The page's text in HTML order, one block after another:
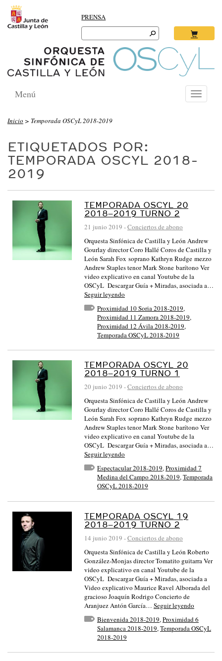
PRENSA
Search
for:
Toggle
Menú
Inicio > Temporada OSCyL 2018-2019
ETIQUETADOS POR:
TEMPORADA OSCYL 2018-
2019
TEMPORADA OSCYL 20
2018–2019 TURNO 2
21 junio 2019 -Conciertos de abono
Orquesta Sinfónica de Castilla y León Andrew
Gourlay director Coro Hallé Coros de Castilla y
León Sarah Fox soprano Kathryn Rudge mezzo
Andrew Staples tenor Mark Stone barítono Ver
video explicativo en canal Youtube de la
OSCyL Descargar Guía + Miradas, asociada a…
Seguir leyendo
Proximidad 10 Soria 2018-2019,
Proximidad 11 Zamora 2018-2019,
Proximidad 12 Ávila 2018-2019,
Temporada OSCyL 2018-2019
TEMPORADA OSCYL 20
2018–2019 TURNO 1
20 junio 2019 -Conciertos de abono
Orquesta Sinfónica de Castilla y León Andrew
Gourlay director Coro Hallé Coros de Castilla y
León Sarah Fox soprano Kathryn Rudge mezzo
Andrew Staples tenor Mark Stone barítono Ver
video explicativo en canal Youtube de la
OSCyL Descargar Guía + Miradas, asociada a…
Seguir leyendo
Espectacular 2018-2019,Proximidad 7
Medina del Campo 2018-2019,Temporada
OSCyL 2018-2019
TEMPORADA OSCYL 19
2018–2019 TURNO 2
14 junio 2019 -Conciertos de abono
Orquesta Sinfónica de Castilla y León Roberto
González-Monjas director Tomatito guitarra Ver
video explicativo en canal Youtube de la
OSCyL Descargar Guía + Miradas, asociada a
Video explicativo Maurice Ravel Alborada del
gracioso Joaquín Rodrigo Concierto de
Aranjuez Antón García… Seguir leyendo
Bienvenida 2018-2019,Proximidad 6
Salamanca 2018-2019,Temporada OSCyL
2018-2019